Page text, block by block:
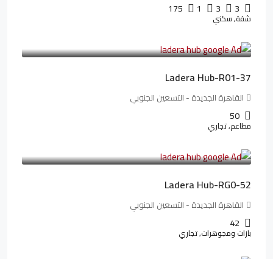
3
3
1
175
شقة, سكني
13,912,288LE
Ladera Hub-R01-37
القاهرة الجديدة - التسعين الجنوبي
50
مطاعم, تجاري
13,319,821LE
Ladera Hub-RG0-52
القاهرة الجديدة - التسعين الجنوبي
42
بازات ومجوهرات, تجاري
38,551,500LE